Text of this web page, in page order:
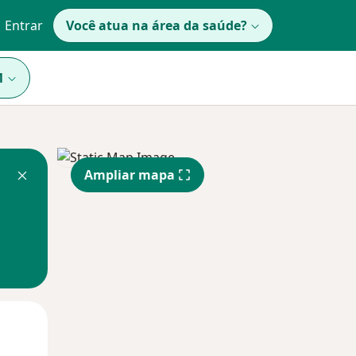
Entrar Você atua na área da saúde?
Ampliar mapa